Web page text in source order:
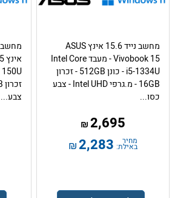
מחשב נייד 15.6 אינץ ASUS
Vivobook 15 - מעבד Intel Core
i5-1334U - כונן 512GB - זכרון
16GB - מ.גרפי Intel UHD - צבע
כסו...
2,695
₪
מחיר
באילת: 2,283
₪
צבע...